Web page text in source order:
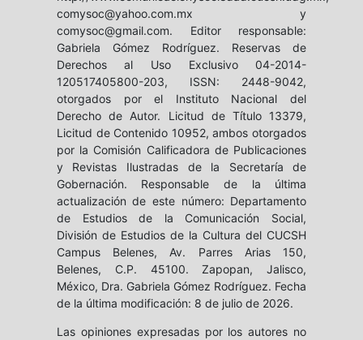
comysoc@yahoo.com.mx y
comysoc@gmail.com. Editor responsable:
Gabriela Gómez Rodríguez. Reservas de
Derechos al Uso Exclusivo 04-2014-
120517405800-203, ISSN: 2448-9042,
otorgados por el Instituto Nacional del
Derecho de Autor. Licitud de Título 13379,
Licitud de Contenido 10952, ambos otorgados
por la Comisión Calificadora de Publicaciones
y Revistas Ilustradas de la Secretaría de
Gobernación. Responsable de la última
actualización de este número: Departamento
de Estudios de la Comunicación Social,
División de Estudios de la Cultura del CUCSH
Campus Belenes, Av. Parres Arias 150,
Belenes, C.P. 45100. Zapopan, Jalisco,
México, Dra. Gabriela Gómez Rodríguez. Fecha
de la última modificación: 8 de julio de 2026.
Las opiniones expresadas por los autores no